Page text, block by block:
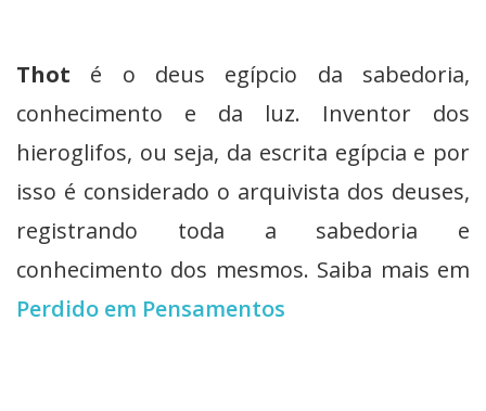
Thot é o deus egípcio da sabedoria,
conhecimento e da luz. Inventor dos
hieroglifos, ou seja, da escrita egípcia e por
isso é considerado o arquivista dos deuses,
registrando toda a sabedoria e
conhecimento dos mesmos. Saiba mais em
Perdido em Pensamentos